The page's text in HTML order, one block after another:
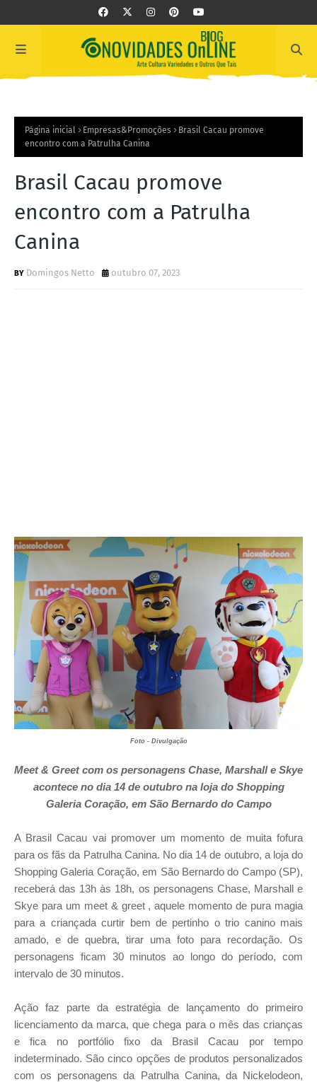
Página inicial Empresas&Promoções
Brasil Cacau promove
encontro com a Patrulha Canina
Brasil Cacau promove
encontro com a Patrulha
Canina
Domingos Netto outubro 07, 2023
Foto - Divulgação
Meet & Greet com os personagens Chase, Marshall e Skye
acontece no dia 14 de outubro na loja do Shopping
Galeria Coração, em São Bernardo do Campo
A Brasil Cacau vai promover um momento de muita fofura
para os fãs da Patrulha Canina. No dia 14 de outubro, a loja do
Shopping Galeria Coração, em São Bernardo do Campo (SP),
receberá das 13h às 18h, os personagens Chase, Marshall e
Skye para um meet & greet , aquele momento de pura magia
para a criançada curtir bem de pertinho o trio canino mais
amado, e de quebra, tirar uma foto para recordação. Os
personagens ficam 30 minutos ao longo do período, com
intervalo de 30 minutos.
Ação faz parte da estratégia de lançamento do primeiro
licenciamento da marca, que chega para o mês das crianças
e fica no portfólio fixo da Brasil Cacau por tempo
indeterminado. São cinco opções de produtos personalizados
com os personagens da Patrulha Canina, da Nickelodeon,